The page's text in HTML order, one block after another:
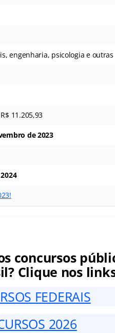
engenharia, psicologia e outras
11.205,93
de 2023
concursos
Clique nos
FEDERAIS
2026